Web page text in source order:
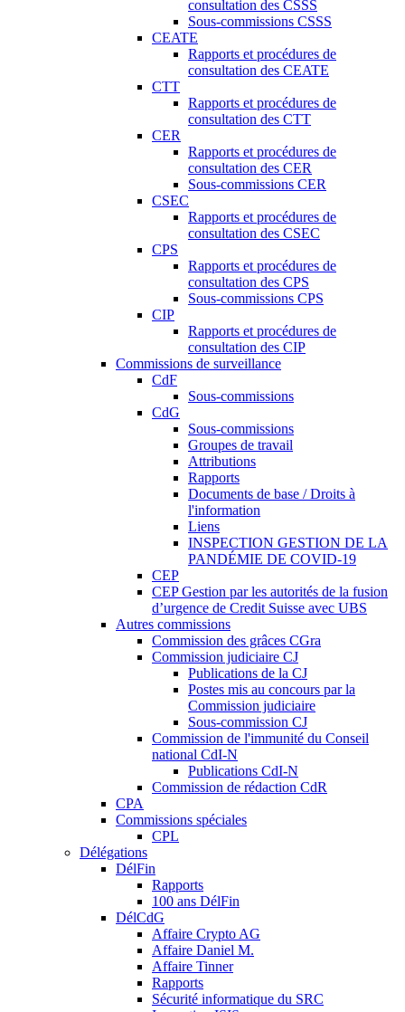
consultation des CSSS
Sous-commissions CSSS
CEATE
Rapports et procédures de
consultation des CEATE
CTT
Rapports et procédures de
consultation des CTT
CER
Rapports et procédures de
consultation des CER
Sous-commissions CER
CSEC
Rapports et procédures de
consultation des CSEC
CPS
Rapports et procédures de
consultation des CPS
Sous-commissions CPS
CIP
Rapports et procédures de
consultation des CIP
Commissions de surveillance
CdF
Sous-commissions
CdG
Sous-commissions
Groupes de travail
Attributions
Rapports
Documents de base / Droits à
l'information
Liens
INSPECTION GESTION DE LA
PANDÉMIE DE COVID-19
CEP
CEP Gestion par les autorités de la fusion
d’urgence de Credit Suisse avec UBS
Autres commissions
Commission des grâces CGra
Commission judiciaire CJ
Publications de la CJ
Postes mis au concours par la
Commission judiciaire
Sous-commission CJ
Commission de l'immunité du Conseil
national CdI-N
Publications CdI-N
Commission de rédaction CdR
CPA
Commissions spéciales
CPL
Délégations
DélFin
Rapports
100 ans DélFin
DélCdG
Affaire Crypto AG
Affaire Daniel M.
Affaire Tinner
Rapports
Sécurité informatique du SRC